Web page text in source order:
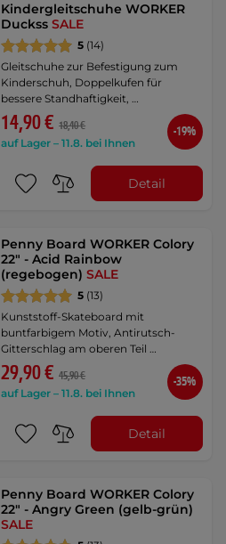
Kindergleitschuhe WORKER
DuckssSALE
5 (14)
Gleitschuhe zur Befestigung zum
Kinderschuh, Doppelkufen für
bessere Standhaftigkeit, …
14,90 € 18,40 €
auf Lager – 11.8. bei Ihnen
-19%
Detail
Penny Board WORKER Colory
22" - Acid Rainbow
(regebogen)SALE
5 (13)
Kunststoff-Skateboard mit
buntfarbigem Motiv, Antirutsch-
Gitterschlag am oberen Teil …
29,90 € 45,90 €
auf Lager – 11.8. bei Ihnen
-35%
Detail
Penny Board WORKER Colory
22" - Angry Green (gelb-grün)
SALE